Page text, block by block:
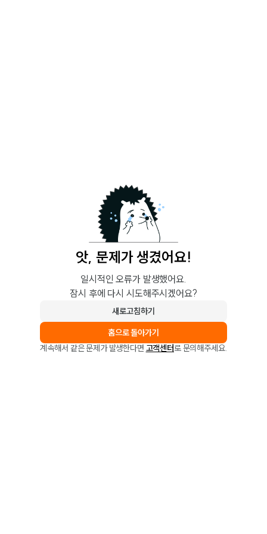
앗, 문제가 생겼어요!
일시적인 오류가 발생했어요.
잠시 후에 다시 시도해주시겠어요?
새로고침하기
홈으로 돌아가기
계속해서 같은 문제가 발생한다면 고객센터로 문의해주세요.